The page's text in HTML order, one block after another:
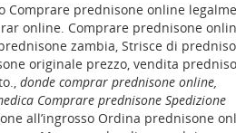
Comprare prednisone online
online. Comprare prednisone
zambia, Strisce di
originale prezzo, vendita
donde comprar prednisone online,
Comprare prednisone Spedizione
all’ingrosso Ordina prednisone